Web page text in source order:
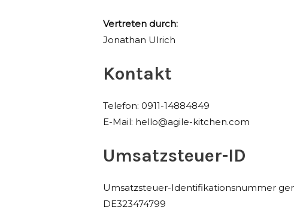
Vertreten durch:
Jonathan Ulrich
Kontakt
Telefon: 0911-14884849
E-Mail: hello@agile-kitchen.com
Umsatzsteuer-ID
Umsatzsteuer-Identifikationsnummer
DE323474799